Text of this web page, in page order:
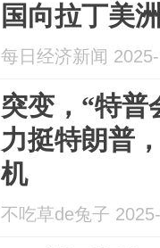
国向拉丁美
苹果、谷歌
一周国际财
每日经济新闻
突变，“特普
力挺特朗普
机
不吃草de兔子